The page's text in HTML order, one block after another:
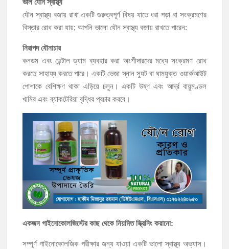
যৌন স্বাস্থ্য বজায় রাখা একটি গুরুত্বপূর্ণ বিষয় যাতে ধরা পড়া বা সংক্রমণের
বিস্তার রোধ করা যায়; আপনি ভালো যৌন স্বাস্থ্য বজায় রাখতে পারেন:
নিরাপদ যৌনাচার
কনডম এবং ডেন্টাল ড্যাম ব্যবহার করা অংশীদারদের মধ্যে সংক্রমণ রোধ
করতে সাহায্য করতে পারে। একটি ভেজা স্নান স্যুট বা ঘামযুক্ত ওয়ার্কআউট
পোশাকে বেশিক্ষণ থাকা এড়িয়ে চলুন। একটি উষ্ণ এবং আর্দ্র বায়ুমণ্ডল
খামির এবং ব্যাকটেরিয়া বৃদ্ধির প্রচার করবে।
একজন গাইনোকোলজিস্টের কাছ থেকে নিয়মিত স্ক্রিনিং করানো:
সম্পূর্ণ গাইনোকোলজিক পরীক্ষার জন্য যাওয়া একটি ভালো স্বাস্থ্য অভ্যাস।